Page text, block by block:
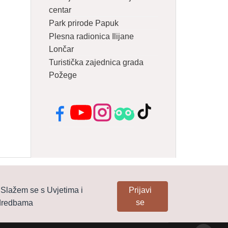
centar
Park prirode Papuk
Plesna radionica Ilijane
Lončar
Turistička zajednica grada
Požege
FacebookYouTubeInstagramTripadvisor
TikTok
se s Uvjetima i
Prijavi
se